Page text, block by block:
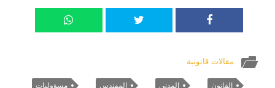
مقالات قانونية
القانون المدني المهندس مسؤوليات